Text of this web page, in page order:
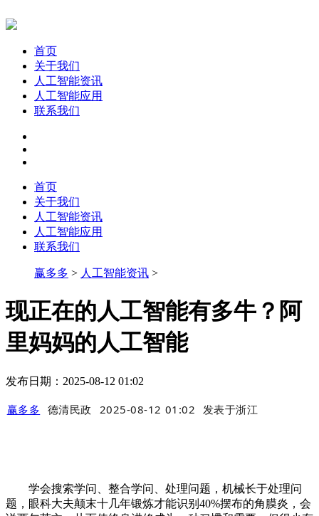
首页
关于我们
人工智能资讯
人工智能应用
联系我们
首页
关于我们
人工智能资讯
人工智能应用
联系我们
赢多多 > 人工智能资讯 >
现正在的人工智能有多牛？阿
里妈妈的人工智能
发布日期：2025-08-12 01:02
赢多多 德清民政 2025-08-12 01:02 发表于浙江
学会搜索学问、整合学问、处理问题，机械长于处理问
题，眼科大夫颠末十几年锻炼才能识别40%摆布的角膜炎，会